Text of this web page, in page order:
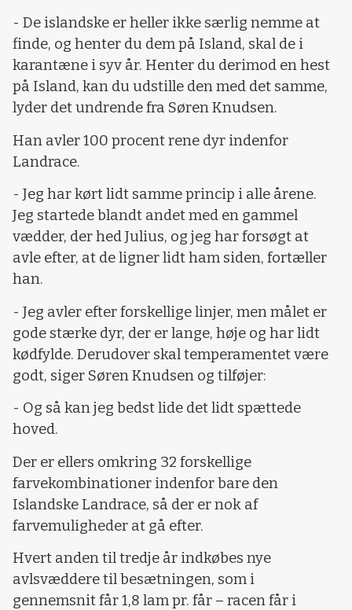
- De islandske er heller ikke særlig nemme at
finde, og henter du dem på Island, skal de i
karantæne i syv år. Henter du derimod en hest
på Island, kan du udstille den med det samme,
lyder det undrende fra Søren Knudsen.
Han avler 100 procent rene dyr indenfor
Landrace.
- Jeg har kørt lidt samme princip i alle årene.
Jeg startede blandt andet med en gammel
vædder, der hed Julius, og jeg har forsøgt at
avle efter, at de ligner lidt ham siden, fortæller
han.
- Jeg avler efter forskellige linjer, men målet er
gode stærke dyr, der er lange, høje og har lidt
kødfylde. Derudover skal temperamentet være
godt, siger Søren Knudsen og tilføjer:
- Og så kan jeg bedst lide det lidt spættede
hoved.
Der er ellers omkring 32 forskellige
farvekombinationer indenfor bare den
Islandske Landrace, så der er nok af
farvemuligheder at gå efter.
Hvert anden til tredje år indkøbes nye
avlsvæddere til besætningen, som i
gennemsnit får 1,8 lam pr. får – racen får i